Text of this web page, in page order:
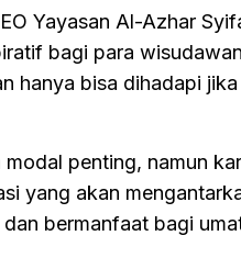
Yayasan Al-Azhar
bagi para
hanya bisa dihadapi
penting, namun
yang akan
bermanfaat bagi